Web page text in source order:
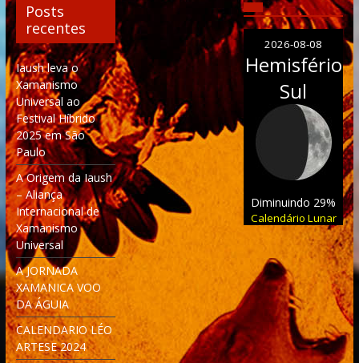
Posts
recentes
Iaush leva o
Xamanismo
Universal ao
Festival Híbrido
2025 em São
Paulo
A Origem da Iaush
– Aliança
Internacional de
Xamanismo
Universal
A JORNADA
XAMANICA VOO
DA ÁGUIA
CALENDARIO LÉO
ARTESE 2024
2026-08-08
Hemisfério
Sul
Diminuindo 29%
Calendário Lunar